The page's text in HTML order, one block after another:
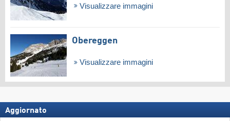
Visualizzare immagini
Obereggen
Visualizzare immagini
Aggiornato